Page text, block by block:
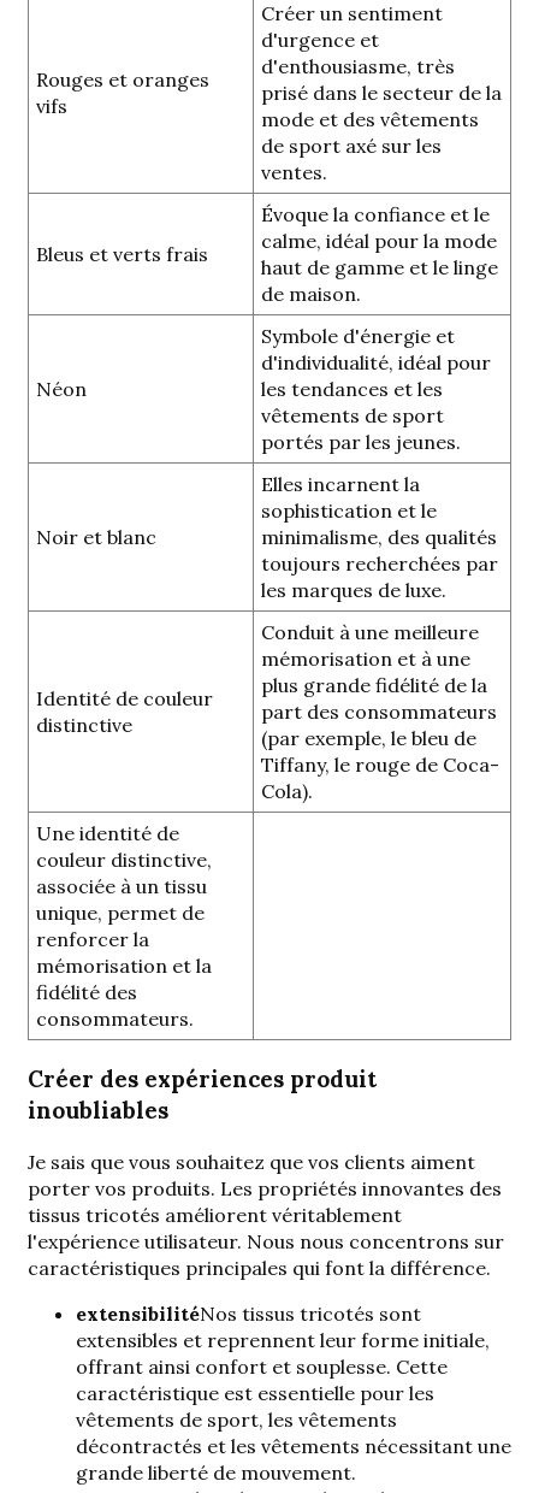
Rouges et oranges
vifs
Créer un sentiment
d'urgence et
d'enthousiasme, très
prisé dans le secteur de la
mode et des vêtements
de sport axé sur les
ventes.
Bleus et verts frais
Évoque la confiance et le
calme, idéal pour la mode
haut de gamme et le linge
de maison.
Néon
Symbole d'énergie et
d'individualité, idéal pour
les tendances et les
vêtements de sport
portés par les jeunes.
Noir et blanc
Elles incarnent la
sophistication et le
minimalisme, des qualités
toujours recherchées par
les marques de luxe.
Identité de couleur
distinctive
Conduit à une meilleure
mémorisation et à une
plus grande fidélité de la
part des consommateurs
(par exemple, le bleu de
Tiffany, le rouge de Coca-
Cola).
Une identité de
couleur distinctive,
associée à un tissu
unique, permet de
renforcer la
mémorisation et la
fidélité des
consommateurs.
Créer des expériences produit
inoubliables
Je sais que vous souhaitez que vos clients aiment
porter vos produits. Les propriétés innovantes des
tissus tricotés améliorent véritablement
l'expérience utilisateur. Nous nous concentrons sur
caractéristiques principales qui font la différence.
extensibilitéNos tissus tricotés sont
extensibles et reprennent leur forme initiale,
offrant ainsi confort et souplesse. Cette
caractéristique est essentielle pour les
vêtements de sport, les vêtements
décontractés et les vêtements nécessitant une
grande liberté de mouvement.